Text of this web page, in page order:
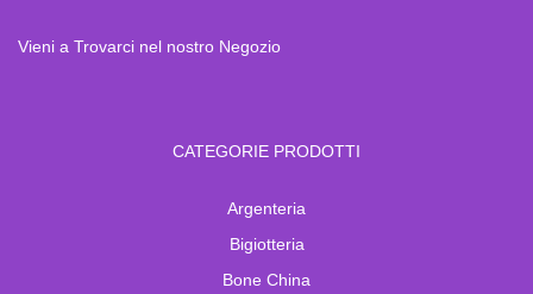
Vieni a Trovarci nel nostro Negozio
CATEGORIE PRODOTTI
Argenteria
Bigiotteria
Bone China